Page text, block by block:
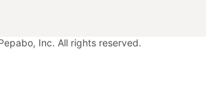
Inc. All rights reserved.